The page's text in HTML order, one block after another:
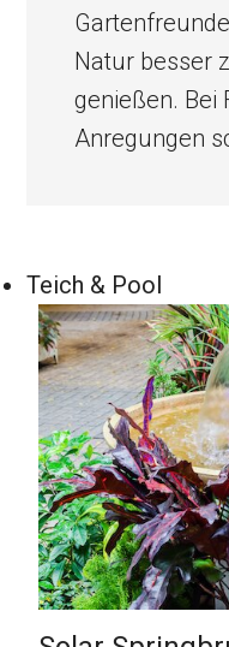
Natur besser
genießen. Bei
Anregungen
Teich & Pool